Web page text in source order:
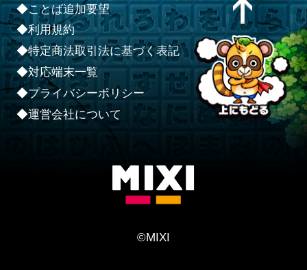
◆ことば追加要望
◆利用規約
◆特定商法取引法に基づく表記
◆対応端末一覧
◆プライバシーポリシー
◆運営会社について
©MIXI